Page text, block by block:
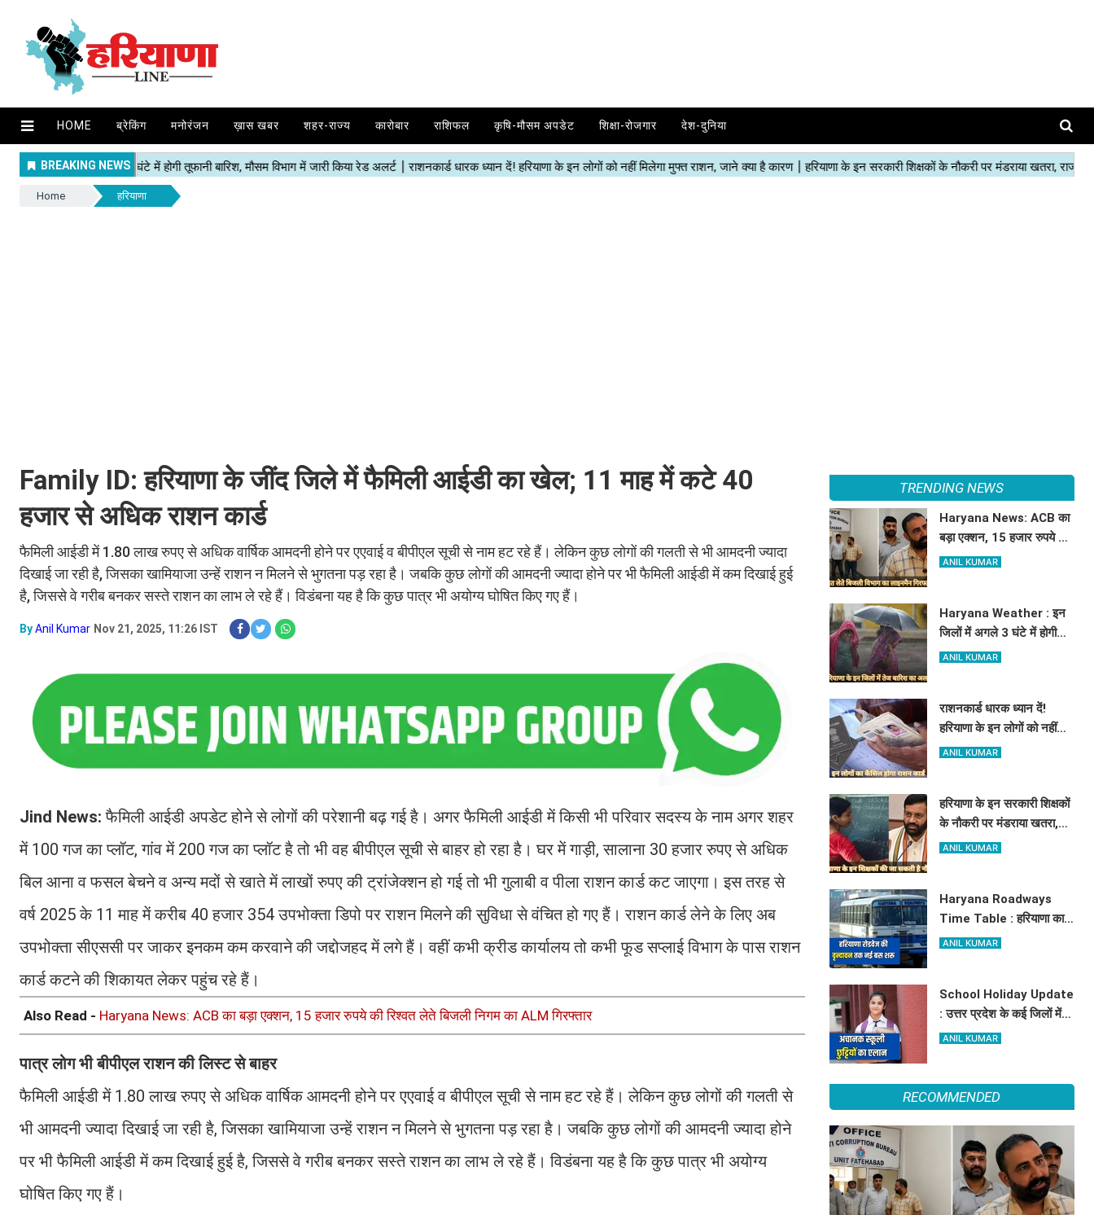
HOME ब्रेकिंग मनोरंजन ख़ास खबर शहर-राज्य कारोबार राशिफल कृषि-मौसम अपडेट शिक्षा-रोजगार देश-दुनिया
Home हरियाणा
Family ID: हरियाणा के जींद जिले में फैमिली आईडी का खेल; 11 माह में कटे 40
हजार से अधिक राशन कार्ड
फैमिली आईडी में 1.80 लाख रुपए से अधिक वार्षिक आमदनी होने पर एएवाई व बीपीएल सूची से नाम हट रहे हैं। लेकिन कुछ लोगों की गलती से भी आमदनी ज्यादा
दिखाई जा रही है, जिसका खामियाजा उन्हें राशन न मिलने से भुगतना पड़ रहा है। जबकि कुछ लोगों की आमदनी ज्यादा होने पर भी फैमिली आईडी में कम दिखाई हुई
है, जिससे वे गरीब बनकर सस्ते राशन का लाभ ले रहे हैं। विडंबना यह है कि कुछ पात्र भी अयोग्य घोषित किए गए हैं।
ByAnil Kumar Nov 21, 2025, 11:26 IST
Jind News: फैमिली आईडी अपडेट होने से लोगों की परेशानी बढ़ गई है। अगर फैमिली आईडी में किसी भी परिवार सदस्य के नाम अगर शहर
में 100 गज का प्लॉट, गांव में 200 गज का प्लॉट है तो भी वह बीपीएल सूची से बाहर हो रहा है। घर में गाड़ी, सालाना 30 हजार रुपए से अधिक
बिल आना व फसल बेचने व अन्य मदों से खाते में लाखों रुपए की ट्रांजेक्शन हो गई तो भी गुलाबी व पीला राशन कार्ड कट जाएगा। इस तरह से
वर्ष 2025 के 11 माह में करीब 40 हजार 354 उपभोक्ता डिपो पर राशन मिलने की सुविधा से वंचित हो गए हैं। राशन कार्ड लेने के लिए अब
उपभोक्ता सीएससी पर जाकर इनकम कम करवाने की जद्दोजहद में लगे हैं। वहीं कभी क्रीड कार्यालय तो कभी फूड सप्लाई विभाग के पास राशन
कार्ड कटने की शिकायत लेकर पहुंच रहे हैं।
Also Read - Haryana News: ACB का बड़ा एक्शन, 15 हजार रुपये की रिश्वत लेते बिजली निगम का ALM गिरफ्तार
पात्र लोग भी बीपीएल राशन की लिस्ट से बाहर
फैमिली आईडी में 1.80 लाख रुपए से अधिक वार्षिक आमदनी होने पर एएवाई व बीपीएल सूची से नाम हट रहे हैं। लेकिन कुछ लोगों की गलती से
भी आमदनी ज्यादा दिखाई जा रही है, जिसका खामियाजा उन्हें राशन न मिलने से भुगतना पड़ रहा है। जबकि कुछ लोगों की आमदनी ज्यादा होने
पर भी फैमिली आईडी में कम दिखाई हुई है, जिससे वे गरीब बनकर सस्ते राशन का लाभ ले रहे हैं। विडंबना यह है कि कुछ पात्र भी अयोग्य
घोषित किए गए हैं।
TRENDING NEWS
Haryana News: ACB का
बड़ा एक्शन, 15 हजार रुपये की
रिश्वत लेते बिजली निगम का
ANIL KUMAR
Haryana Weather : इन
जिलों में अगले 3 घंटे में होगी
तूफानी बारिश, मौसम विभाग में
ANIL KUMAR
राशनकार्ड धारक ध्यान दें!
हरियाणा के इन लोगों को नहीं
मिलेगा मुफ्त राशन, जाने क्या है
ANIL KUMAR
हरियाणा के इन सरकारी शिक्षकों
के नौकरी पर मंडराया खतरा,
राज्य सरकार ने जारी किया बड़ा
ANIL KUMAR
Haryana Roadways
Time Table : हरियाणा का
जहाज अब अम्बाला से वृन्दावन
टाइम टेबल
ANIL KUMAR
School Holiday Update
: उत्तर प्रदेश के कई जिलों में
अचानक स्कूली छुट्टियों का
ANIL KUMAR
RECOMMENDED